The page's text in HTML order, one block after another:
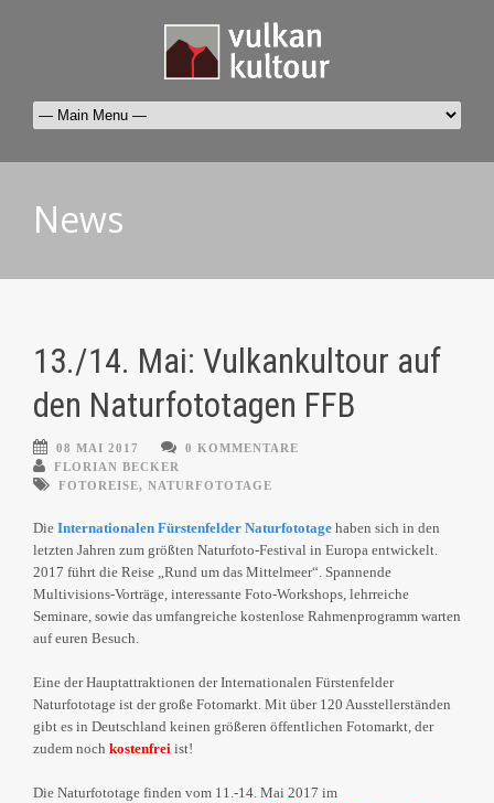
News
13./14. Mai: Vulkankultour auf
den Naturfototagen FFB
08 MAI 2017
0 KOMMENTARE
FLORIAN BECKER
FOTOREISE, NATURFOTOTAGE
Die Internationalen Fürstenfelder Naturfototage haben sich in den
letzten Jahren zum größten Naturfoto-Festival in Europa entwickelt.
2017 führt die Reise „Rund um das Mittelmeer“. Spannende
Multivisions-Vorträge, interessante Foto-Workshops, lehrreiche
Seminare, sowie das umfangreiche kostenlose Rahmenprogramm warten
auf euren Besuch.
Eine der Hauptattraktionen der Internationalen Fürstenfelder
Naturfototage ist der große Fotomarkt. Mit über 120 Ausstellerständen
gibt es in Deutschland keinen größeren öffentlichen Fotomarkt, der
zudem noch kostenfrei ist!
Die Naturfototage finden vom 11.-14. Mai 2017 im